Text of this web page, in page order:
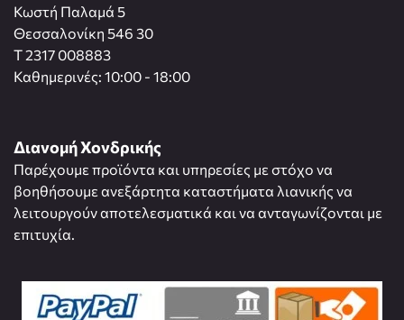
Κωστή Παλαμά 5
Θεσσαλονίκη 546 30
T 2317 008883
Καθημερινές: 10:00 - 18:00
Διανομή Χονδρικής
Παρέχουμε προϊόντα και υπηρεσίες με στόχο να
βοηθήσουμε ανεξάρτητα καταστήματα λιανικής να
λειτουργούν αποτελεσματικά και να ανταγωνίζονται με
επιτυχία.